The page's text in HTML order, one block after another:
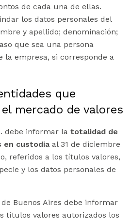
de cada una de ellas.
los datos personales del
y apellido; denominación;
que sea una persona
la empresa, si corresponde a
que
mercado de valores
debe informar la totalidad de
en custodiaal 31 de diciembre
referidos a los títulos valores,
y los datos personales de
Buenos Aires debe informar
títulos valores autorizados los